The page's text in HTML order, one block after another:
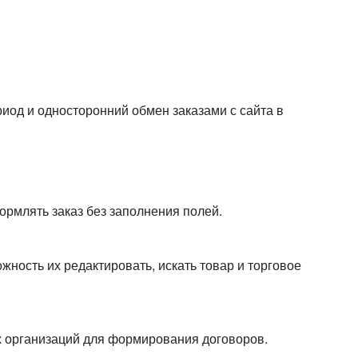
и односторонний обмен заказами с сайта в
заказ без заполнения полей.
их редактировать, искать товар и торговое
для формирования договоров.